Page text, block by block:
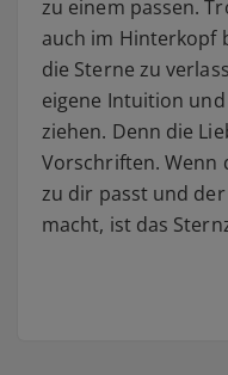
zu einem passen.
auch im Hinterkopf
die Sterne zu
eigene Intuition
ziehen. Denn die
Vorschriften. Wenn
zu dir passt und
macht, ist das